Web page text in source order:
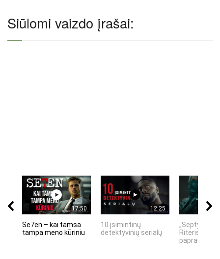
Siūlomi vaizdo įrašai:
17:50
Se7en – kai tamsa
tampa meno kūriniu
12:25
10 įsimintinų
detektyvinių serialų
„Septynių
Riteris" – kai